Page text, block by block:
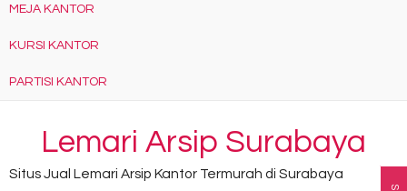
MEJA KANTOR
KURSI KANTOR
PARTISI KANTOR
Lemari Arsip Surabaya
Situs Jual Lemari Arsip Kantor Termurah di Surabaya